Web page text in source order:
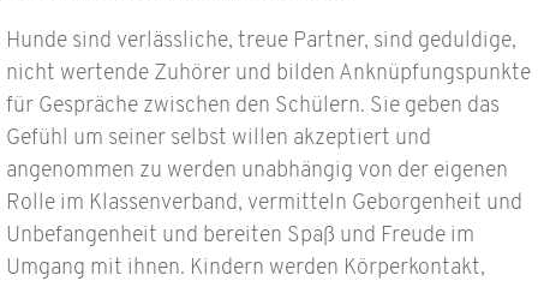
Hunde sind verlässliche, treue Partner, sind geduldige,
nicht wertende Zuhörer und bilden Anknüpfungspunkte
für Gespräche zwischen den Schülern. Sie geben das
Gefühl um seiner selbst willen akzeptiert und
angenommen zu werden unabhängig von der eigenen
Rolle im Klassenverband, vermitteln Geborgenheit und
Unbefangenheit und bereiten Spaß und Freude im
Umgang mit ihnen. Kindern werden Körperkontakt,